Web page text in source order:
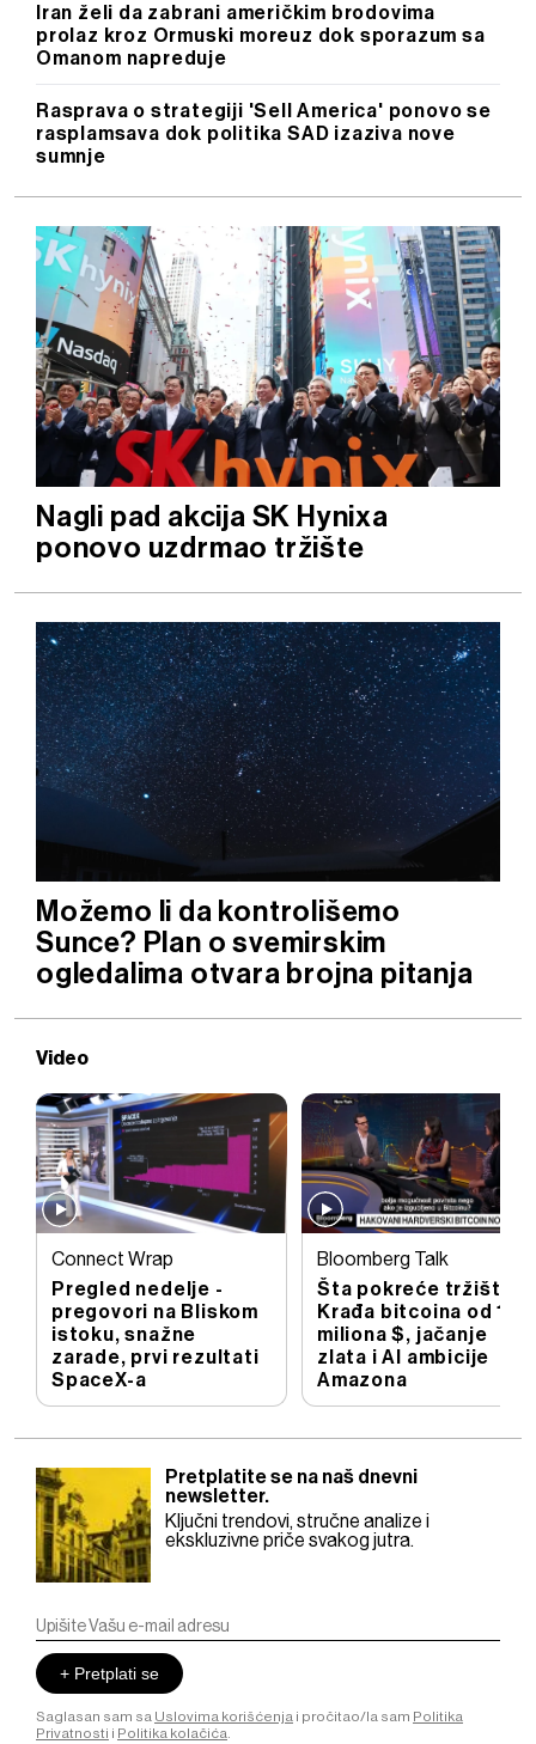
Iran želi da zabrani američkim brodovima
prolaz kroz Ormuski moreuz dok sporazum sa
Omanom napreduje
Rasprava o strategiji 'Sell America' ponovo se
rasplamsava dok politika SAD izaziva nove
sumnje
Nagli pad akcija SK Hynixa
ponovo uzdrmao tržište
Možemo li da kontrolišemo
Sunce? Plan o svemirskim
ogledalima otvara brojna pitanja
Video
Connect Wrap
Pregled nedelje -
pregovori na Bliskom
istoku, snažne
zarade, prvi rezultati
SpaceX-a
Bloomberg Talk
Šta pokreće tržišta?
Krađa bitcoina od 100
miliona $, jačanje
zlata i AI ambicije
Amazona
Pretplatite se na naš dnevni
newsletter.
Ključni trendovi, stručne analize i
ekskluzivne priče svakog jutra.
+ Pretplati se
Saglasan sam sa Uslovima korišćenja i pročitao/la sam Politika
Privatnosti i Politika kolačića.